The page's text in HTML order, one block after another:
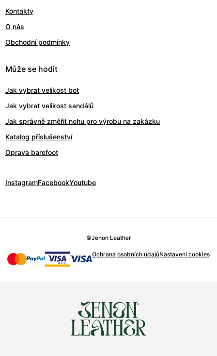
Kontakty
O nás
Obchodní podmínky
Může se hodit
Jak vybrat velikost bot
Jak vybrat velikost sandálů
Jak správně změřit nohu pro výrobu na zakázku
Katalog příslušenství
Oprava barefoot
InstagramFacebookYoutube
©Jenon Leather
Ochrana osobních údajůNastavení cookies